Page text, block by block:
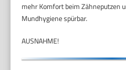
mehr Komfort beim Zähneputzen
Mundhygiene spürbar.
AUSNAHME!